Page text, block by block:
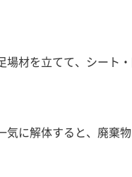
場材を立てて、シート
気に解体すると、廃棄